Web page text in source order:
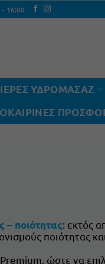
16:00
ΥΔΡΟΜΑΣΑΖ
– ποιότητας: εκτός
ποιότητας
ώστε να